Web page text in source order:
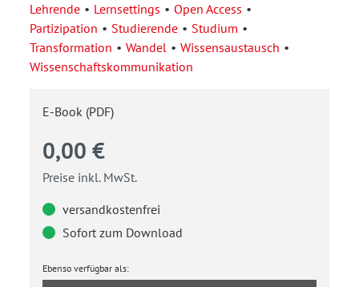
Lehrende
Lernsettings
Open Access
Partizipation
Studierende
Studium
Transformation
Wandel
Wissensaustausch
Wissenschaftskommunikation
E-Book (PDF)
0,00 €
Preise inkl. MwSt.
versandkostenfrei
Sofort zum Download
Ebenso verfügbar als: